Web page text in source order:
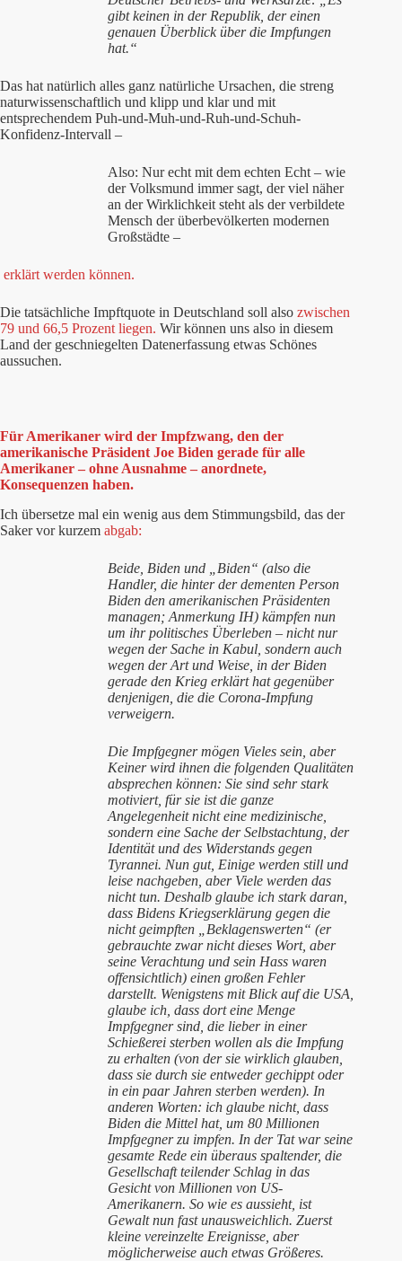
gibt keinen in der Republik, der einen
genauen Überblick über die Impfungen
hat.“
Das hat natürlich alles ganz natürliche Ursachen, die streng
naturwissenschaftlich und klipp und klar und mit
entsprechendem Puh-und-Muh-und-Ruh-und-Schuh-
Konfidenz-Intervall –
Also: Nur echt mit dem echten Echt – wie
der Volksmund immer sagt, der viel näher
an der Wirklichkeit steht als der verbildete
Mensch der überbevölkerten modernen
Großstädte –
erklärt werden können.
Die tatsächliche Impftquote in Deutschland soll also zwischen
79 und 66,5 Prozent liegen. Wir können uns also in diesem
Land der geschniegelten Datenerfassung etwas Schönes
aussuchen.
Für Amerikaner wird der Impfzwang, den der
amerikanische Präsident Joe Biden gerade für alle
Amerikaner – ohne Ausnahme – anordnete,
Konsequenzen haben.
Ich übersetze mal ein wenig aus dem Stimmungsbild, das der
Saker vor kurzem abgab:
Beide, Biden und „Biden“ (also die
Handler, die hinter der dementen Person
Biden den amerikanischen Präsidenten
managen; Anmerkung IH) kämpfen nun
um ihr politisches Überleben – nicht nur
wegen der Sache in Kabul, sondern auch
wegen der Art und Weise, in der Biden
gerade den Krieg erklärt hat gegenüber
denjenigen, die die Corona-Impfung
verweigern.
Die Impfgegner mögen Vieles sein, aber
Keiner wird ihnen die folgenden Qualitäten
absprechen können: Sie sind sehr stark
motiviert, für sie ist die ganze
Angelegenheit nicht eine medizinische,
sondern eine Sache der Selbstachtung, der
Identität und des Widerstands gegen
Tyrannei. Nun gut, Einige werden still und
leise nachgeben, aber Viele werden das
nicht tun. Deshalb glaube ich stark daran,
dass Bidens Kriegserklärung gegen die
nicht geimpften „Beklagenswerten“ (er
gebrauchte zwar nicht dieses Wort, aber
seine Verachtung und sein Hass waren
offensichtlich) einen großen Fehler
darstellt. Wenigstens mit Blick auf die USA,
glaube ich, dass dort eine Menge
Impfgegner sind, die lieber in einer
Schießerei sterben wollen als die Impfung
zu erhalten (von der sie wirklich glauben,
dass sie durch sie entweder gechippt oder
in ein paar Jahren sterben werden). In
anderen Worten: ich glaube nicht, dass
Biden die Mittel hat, um 80 Millionen
Impfgegner zu impfen. In der Tat war seine
gesamte Rede ein überaus spaltender, die
Gesellschaft teilender Schlag in das
Gesicht von Millionen von US-
Amerikanern. So wie es aussieht, ist
Gewalt nun fast unausweichlich. Zuerst
kleine vereinzelte Ereignisse, aber
möglicherweise auch etwas Größeres.